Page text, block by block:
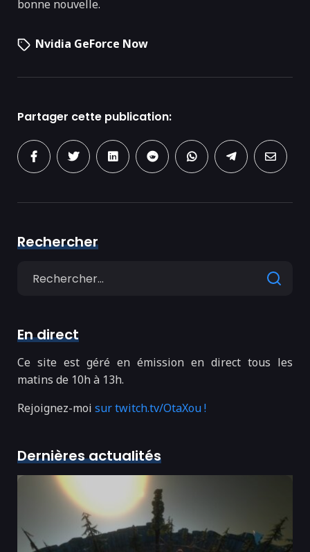
bonne nouvelle.
Nvidia GeForce Now
Partager cette publication:
Rechercher
En direct
Ce site est géré en émission en direct tous les
matins de 10h à 13h.
Rejoignez-moi sur twitch.tv/OtaXou !
Dernières actualités